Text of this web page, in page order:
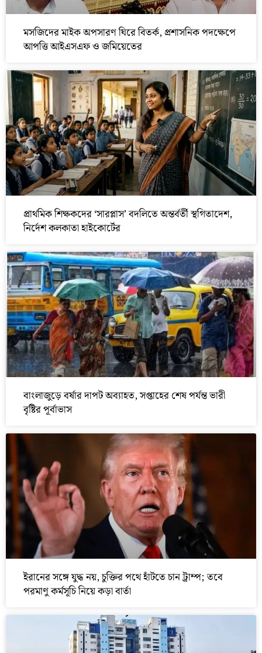
মসজিদের মাইক অপসারণ ঘিরে বিতর্ক, প্রশাসনিক পদক্ষেপে
আপত্তি আইএসএফ ও জমিয়েতের
প্রাথমিক শিক্ষকদের ‘সারপ্লাস’ বদলিতে অন্তর্বর্তী স্থগিতাদেশ,
নির্দেশ কলকাতা হাইকোর্টের
বাংলাজুড়ে বর্ষার দাপট অব্যাহত, সপ্তাহের শেষ পর্যন্ত ভারী
বৃষ্টির পূর্বাভাস
ইরানের সঙ্গে যুদ্ধ নয়, চুক্তির পথে হাঁটতে চান ট্রাম্প; তবে
পরমাণু কর্মসূচি নিয়ে কড়া বার্তা